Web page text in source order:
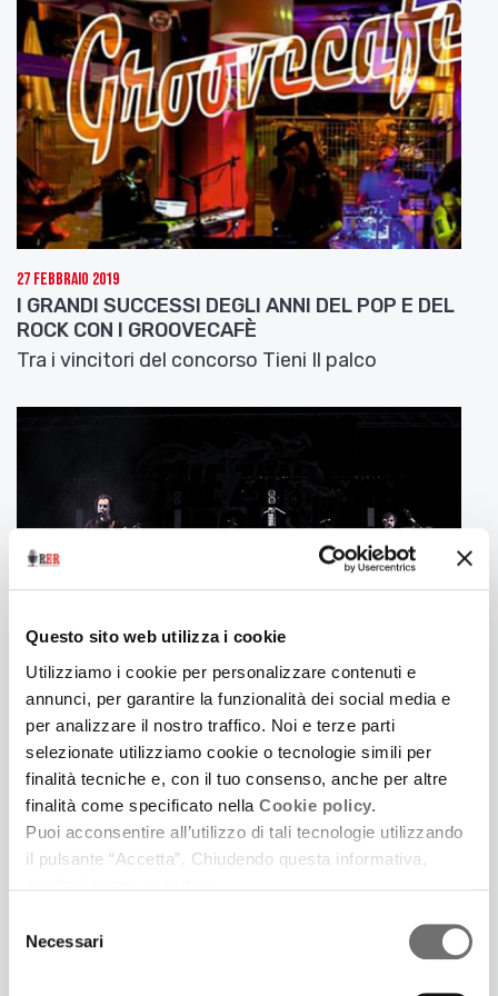
Questo sito web utilizza i cookie
Utilizziamo i cookie per personalizzare contenuti e
annunci, per garantire la funzionalità dei social media e
per analizzare il nostro traffico. Noi e terze parti
selezionate utilizziamo cookie o tecnologie simili per
finalità tecniche e, con il tuo consenso, anche per altre
finalità come specificato nella Cookie policy.
Puoi acconsentire all’utilizzo di tali tecnologie utilizzando
il pulsante “Accetta”. Chiudendo questa informativa,
delNecessari
Salutiamo e ringraziamo il musicista bolognese
Federico Poggipolliniascoltando il branoIl
chitarrista, tratto daCaos Cosmico
Il chitarrista
www.federicopoggipollini.it
27 Febbraio 2019
I GRANDI SUCCESSI DEGLI ANNI DEL POP E DEL
ROCK CON I GROOVECAFÈ
Tra i vincitori del concorso Tieni Il palco
16 Febbraio 2019
LE FREQUENZE DI TESLA
Tra I vincitori del concorso Tieni il Palco